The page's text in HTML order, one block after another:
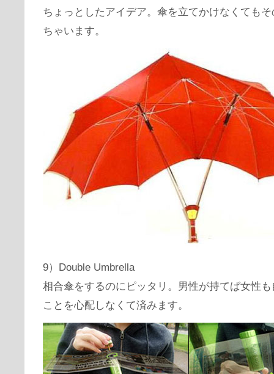
ちょっとしたアイデア。傘を立てかけなくても
ちゃいます。
9）Double Umbrella
相合傘をするのにピッタリ。男性が持てば女性
ことを心配しなくて済みます。